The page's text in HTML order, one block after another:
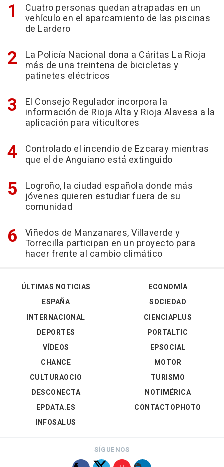
Cuatro personas quedan atrapadas en un
vehículo en el aparcamiento de las piscinas
de Lardero
La Policía Nacional dona a Cáritas La Rioja
más de una treintena de bicicletas y
patinetes eléctricos
El Consejo Regulador incorpora la
información de Rioja Alta y Rioja Alavesa a la
aplicación para viticultores
Controlado el incendio de Ezcaray mientras
que el de Anguiano está extinguido
Logroño, la ciudad española donde más
jóvenes quieren estudiar fuera de su
comunidad
Viñedos de Manzanares, Villaverde y
Torrecilla participan en un proyecto para
hacer frente al cambio climático
ÚLTIMAS NOTICIAS
ESPAÑA
INTERNACIONAL
DEPORTES
VÍDEOS
ECONOMÍA
SOCIEDAD
CIENCIAPLUS
PORTALTIC
EPSOCIAL
CHANCE
CULTURAOCIO
DESCONECTA
EPDATA.ES
INFOSALUS
MOTOR
TURISMO
NOTIMÉRICA
CONTACTOPHOTO
SÍGUENOS